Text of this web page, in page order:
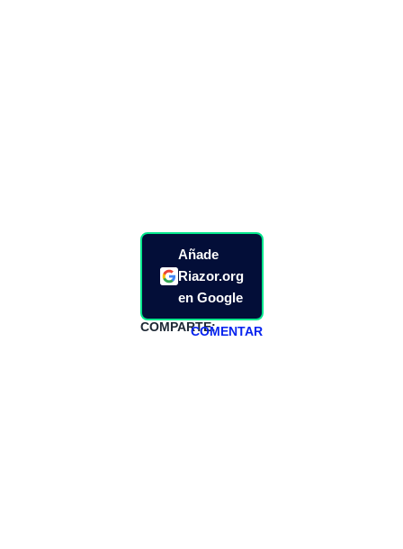
Añade
Riazor.org
en Google
COMPARTE:COMENTAR